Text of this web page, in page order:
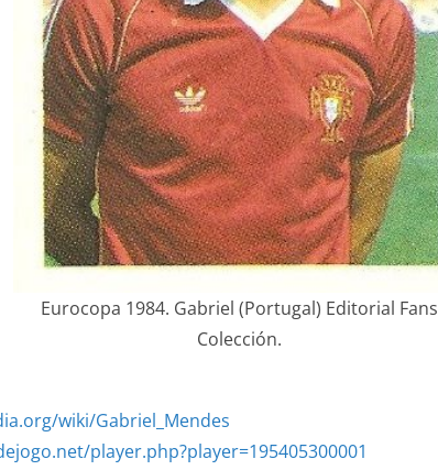
Eurocopa 1984. Gabriel (Portugal) Editorial Fans
Colección.
wiki/Gabriel_Mendes
player.php?player=195405300001